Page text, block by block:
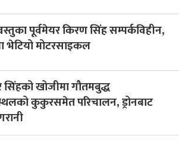
पूर्वमेयर किरण सिंह सम्पर्कविहीन,
मोटरसाइकल
सिंहको खोजीमा गौतमबुद्ध
कुकुरसमेत परिचालन, ड्रोनबाट